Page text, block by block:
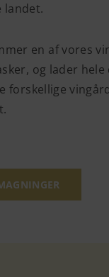
landet.
en af vores
og lader
forskellige